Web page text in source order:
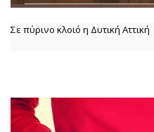
Σε πύρινο κλοιό η Δυτική Αττική